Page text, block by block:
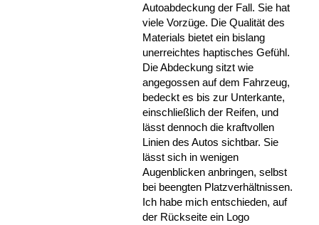
Autoabdeckung der Fall. Sie hat
viele Vorzüge. Die Qualität des
Materials bietet ein bislang
unerreichtes haptisches Gefühl.
Die Abdeckung sitzt wie
angegossen auf dem Fahrzeug,
bedeckt es bis zur Unterkante,
einschließlich der Reifen, und
lässt dennoch die kraftvollen
Linien des Autos sichtbar. Sie
lässt sich in wenigen
Augenblicken anbringen, selbst
bei beengten Platzverhältnissen.
Ich habe mich entschieden, auf
der Rückseite ein Logo